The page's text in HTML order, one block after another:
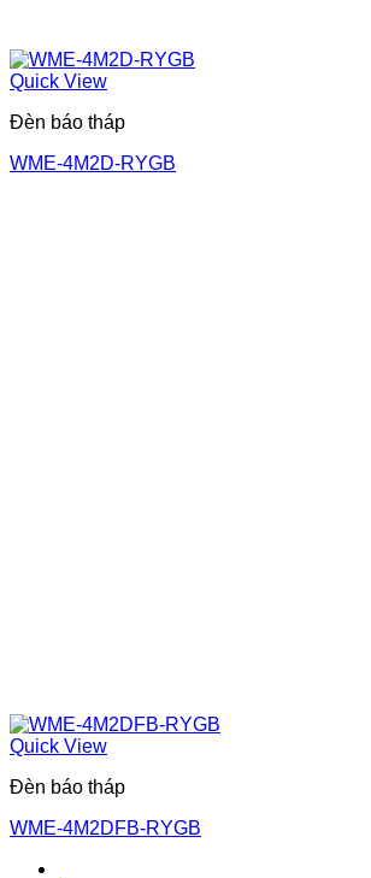
Quick View
Đèn báo tháp
WME-4M2D-RYGB
Quick View
Đèn báo tháp
WME-4M2DFB-RYGB